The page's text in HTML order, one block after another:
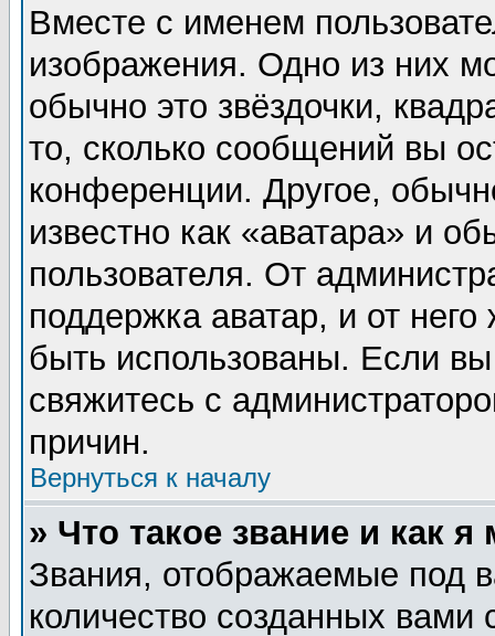
Вместе с именем
изображения. Одно из них
обычно это звёздочки,
то, сколько сообщений вы
конференции. Другое,
известно как «аватара» и
пользователя. От
поддержка аватар, и от него
быть использованы. Если
свяжитесь с
причин.
Вернуться к началу
» Что такое звание и как я
Звания, отображаемые под
количество созданных